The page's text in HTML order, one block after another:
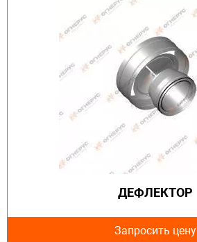
ДЕФЛЕКТОР
Запросить цену